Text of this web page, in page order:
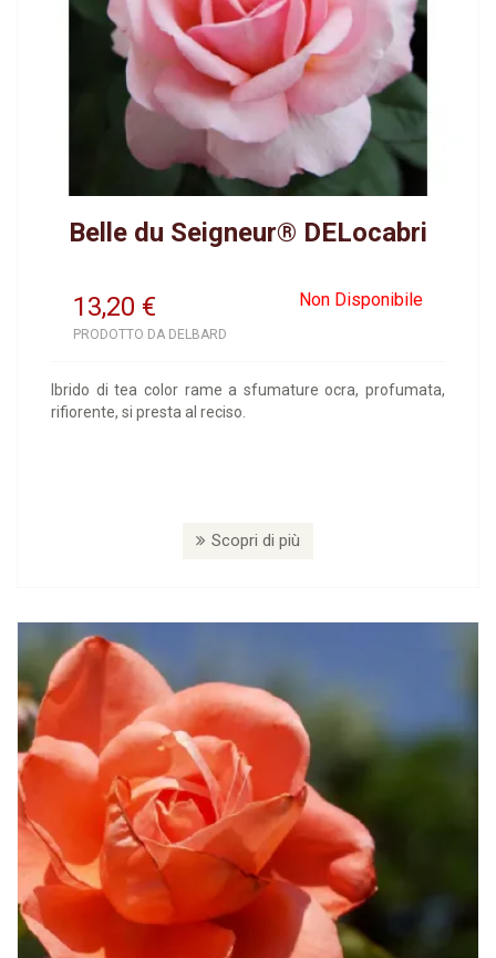
Belle du Seigneur® DELocabri
13,20 Non Disponibile
€
PRODOTTO DA DELBARD
Ibrido di tea color rame a sfumature ocra, profumata,
rifiorente, si presta al reciso.
Scopri di più